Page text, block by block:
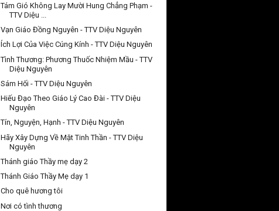
Tám Gió Không Lay Mười Hung Chẳng Phạm -
TTV Diệu ...
Vạn Giáo Đồng Nguyên - TTV Diệu Nguyên
Ích Lợi Của Việc Cúng Kính - TTV Diệu Nguyên
Tình Thương: Phương Thuốc Nhiệm Mầu - TTV
Diệu Nguyên
Sám Hối - TTV Diệu Nguyên
Hiếu Đạo Theo Giáo Lý Cao Đài - TTV Diệu
Nguyên
Tín, Nguyện, Hạnh - TTV Diệu Nguyên
Hãy Xây Dựng Về Mặt Tinh Thần - TTV Diệu
Nguyên
Thánh giáo Thầy mẹ dạy 2
Thánh Giáo Thầy Mẹ dạy 1
Cho quê hương tôi
Nơi có tình thương